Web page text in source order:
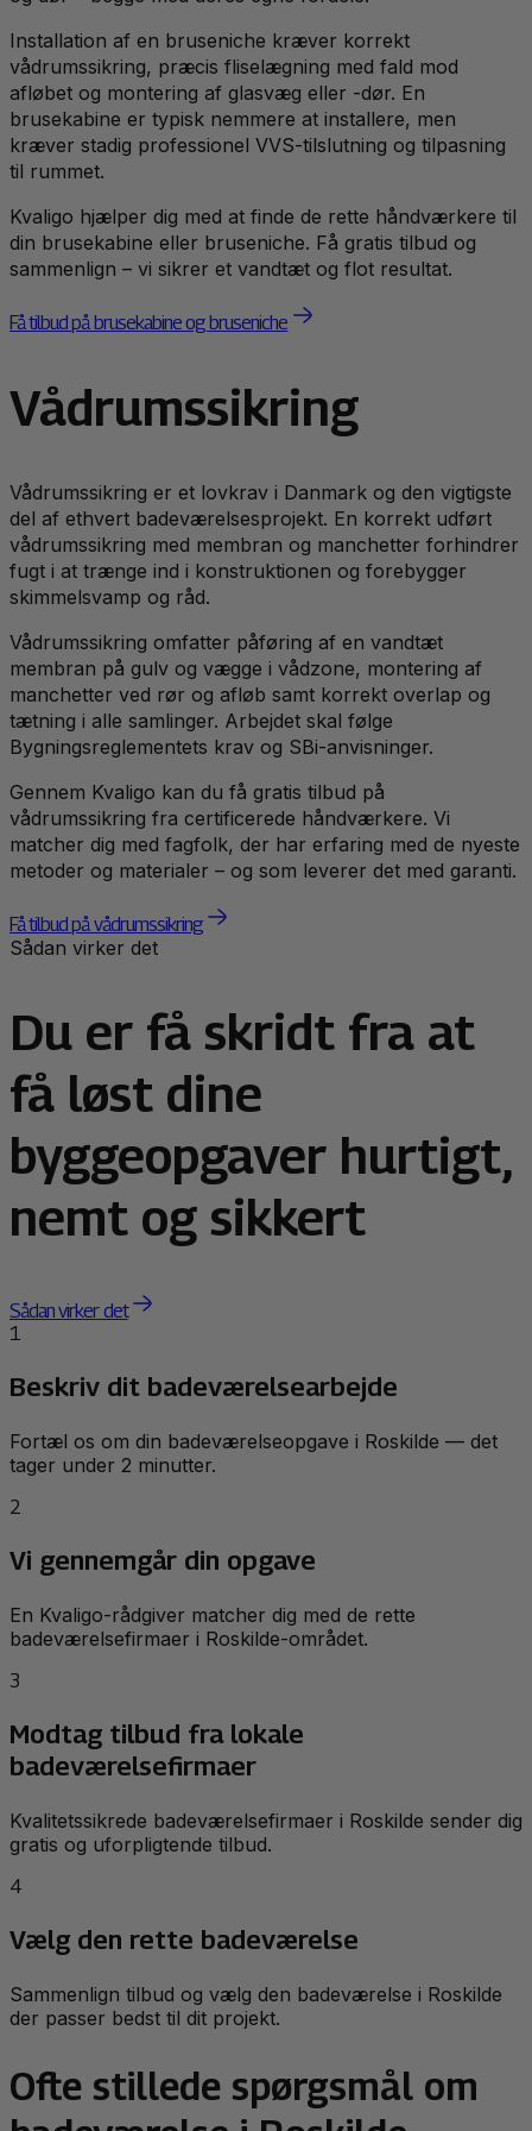
Installation af en bruseniche kræver korrekt
vådrumssikring, præcis fliselægning med fald mod
afløbet og montering af glasvæg eller -dør. En
brusekabine er typisk nemmere at installere, men
kræver stadig professionel VVS-tilslutning og tilpasning
til rummet.
Kvaligo hjælper dig med at finde de rette håndværkere til
din brusekabine eller bruseniche. Få gratis tilbud og
sammenlign – vi sikrer et vandtæt og flot resultat.
Få tilbud på brusekabine og bruseniche
Vådrumssikring
Vådrumssikring er et lovkrav i Danmark og den vigtigste
del af ethvert badeværelsesprojekt. En korrekt udført
vådrumssikring med membran og manchetter forhindrer
fugt i at trænge ind i konstruktionen og forebygger
skimmelsvamp og råd.
Vådrumssikring omfatter påføring af en vandtæt
membran på gulv og vægge i vådzone, montering af
manchetter ved rør og afløb samt korrekt overlap og
tætning i alle samlinger. Arbejdet skal følge
Bygningsreglementets krav og SBi-anvisninger.
Gennem Kvaligo kan du få gratis tilbud på
vådrumssikring fra certificerede håndværkere. Vi
matcher dig med fagfolk, der har erfaring med de nyeste
metoder og materialer – og som leverer det med garanti.
Få tilbud på vådrumssikring
Sådan virker det
Du er få skridt fra at
få løst dine
byggeopgaver hurtigt,
nemt og sikkert
Sådan virker det
1
Beskriv dit badeværelsearbejde
Fortæl os om din badeværelseopgave i Roskilde — det
tager under 2 minutter.
2
Vi gennemgår din opgave
En Kvaligo-rådgiver matcher dig med de rette
badeværelsefirmaer i Roskilde-området.
3
Modtag tilbud fra lokale
badeværelsefirmaer
Kvalitetssikrede badeværelsefirmaer i Roskilde sender dig
gratis og uforpligtende tilbud.
4
Vælg den rette badeværelse
Sammenlign tilbud og vælg den badeværelse i Roskilde
der passer bedst til dit projekt.
Ofte stillede spørgsmål om